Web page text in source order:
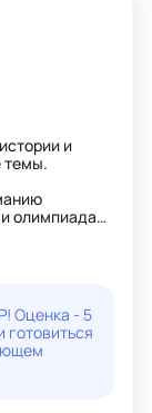
и
темы.
олимпиадам,
цифры, а
понимать
сложнейшие
Оценка - 5
готовиться